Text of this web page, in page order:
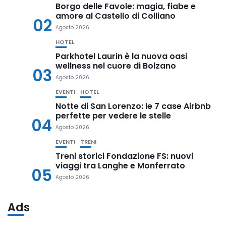
02
Borgo delle Favole: magia, fiabe e
amore al Castello di Colliano
Agosto 2026
03
HOTEL
Parkhotel Laurin è la nuova oasi
wellness nel cuore di Bolzano
Agosto 2026
04
EVENTI HOTEL
Notte di San Lorenzo: le 7 case Airbnb
perfette per vedere le stelle
Agosto 2026
05
EVENTI TRENI
Treni storici Fondazione FS: nuovi
viaggi tra Langhe e Monferrato
Agosto 2026
Ads